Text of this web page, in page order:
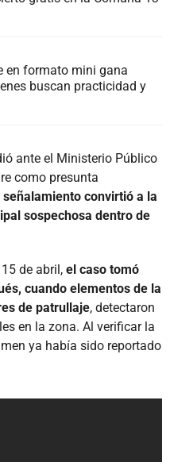
en formato mini gana
buscan practicidad y
ante el Ministerio Público
como presunta
señalamiento convirtió a la
sospechosa dentro de
de abril, el caso tomó
cuando elementos de la
de patrullaje, detectaron
en la zona. Al verificar la
ya había sido reportado